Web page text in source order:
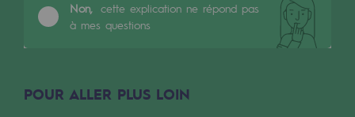
CCUS Objectif Zéro CO2
Non, cette explication ne répond pas
à mes questions
POUR ALLER PLUS LOIN